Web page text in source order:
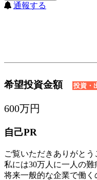
通報する
希望投資金額 投資・
600万円
自己PR
ご覧いただきありがとう
私には30万人に一人の難
将来一般的な企業で働く